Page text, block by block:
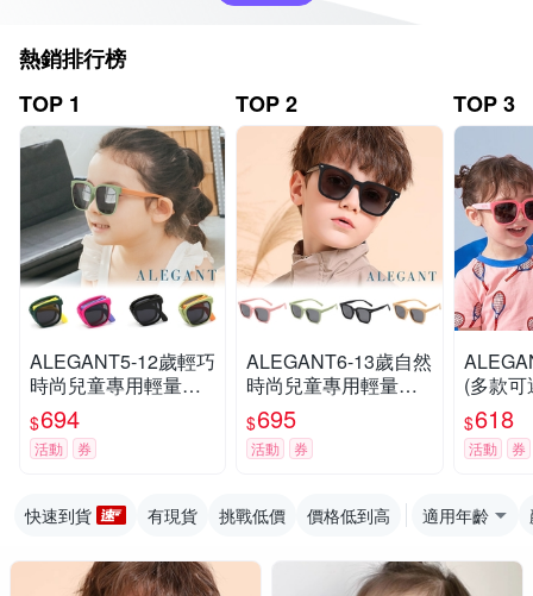
熱銷排行榜
TOP 1
ALEGANT5-12歲輕巧
時尚兒童專用輕量矽
膠彈性折疊太陽眼鏡│
UV400偏光墨鏡│台灣
品牌
$694
活動 券
TOP 2
ALEGANT6-13歲自然
時尚兒童專用輕量矽
膠彈性太陽眼鏡│UV4
00偏光墨鏡│台灣品牌
│4色
$695
活動 券
TOP 3
(多款
太陽
兒童太
$618
活動 券
快速到貨 有現貨 挑戰低價 價格低到高 適用年齡